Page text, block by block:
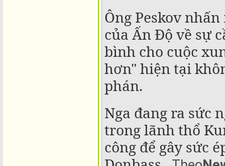
Ông Peskov
của Ấn Độ về sự
bình cho cuộc
hơn" hiện tại
phán.
Nga đang ra sức
trong lãnh thổ
công để gây sức